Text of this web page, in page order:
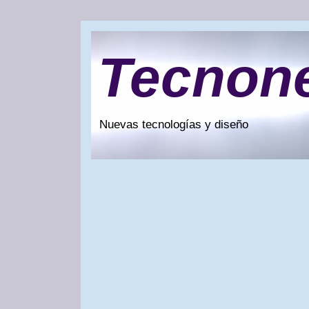
Nuevas tecnologías y diseño